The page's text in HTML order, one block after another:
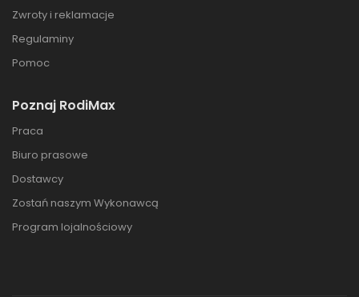
Zwroty i reklamacje
Regulaminy
Pomoc
Poznaj RodiMax
Praca
Biuro prasowe
Dostawcy
Zostań naszym Wykonawcą
Program lojalnościowy